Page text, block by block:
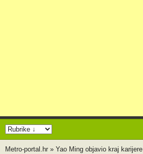
Metro-portal.hr » Yao Ming objavio kraj karijere